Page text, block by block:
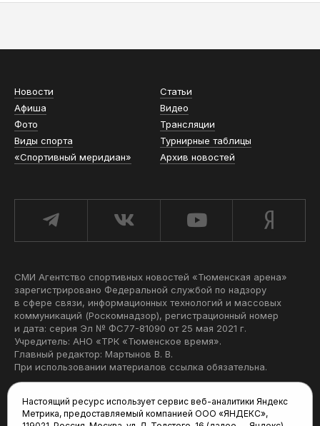
Новости
Статьи
Афиша
Видео
Фото
Трансляции
Виды спорта
Турнирные таблицы
«Спортивный меридиан»
Архив новостей
СМИ Агентство спортивных новостей «Тюменская арена»
зарегистрировано Федеральной службой по надзору
в сфере связи, информационных технологий и массовых
коммуникаций (Роскомнадзор), регистрационный номер
и дата: серия Эл № ФС77-81090 от 25 мая 2021 г.
Учредитель: АНО «ТРК «Тюменское время».
Главный редактор: Мартынов В. В.
При использовании материалов ссылка обязательна.
Редакция:
Настоящий ресурс использует сервис веб-аналитики Яндекс
Метрика, предоставляемый компанией ООО «ЯНДЕКС»,